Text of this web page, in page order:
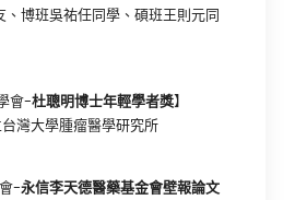
博班吳祐任同學、碩班王則元同
會-杜聰明博士年輕學者獎】
灣大學腫瘤醫學研究所
-永信李天德醫藥基金會壁報論文